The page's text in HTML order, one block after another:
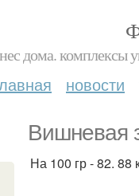
дома. комплексы
новости
Вишневая
На 100 гр - 82. 88